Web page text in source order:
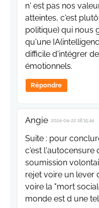
n' est pas nos
atteintes, c'est
politique) qui nous
qu'une
difficile d'intégrer
émotionnels.
Répondre
Angie 2024-04-22 18:15:44
Suite : pour
c'est l'autocensure
soumission
rejet voire un lever
voire la "mort
monde est d une